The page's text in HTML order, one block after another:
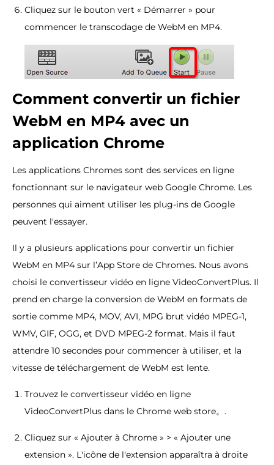
Cliquez sur le bouton vert « Démarrer » pour
commencer le transcodage de WebM en MP4.
Comment convertir un fichier
WebM en MP4 avec un
application Chrome
Les applications Chromes sont des services en ligne
fonctionnant sur le navigateur web Google Chrome. Les
personnes qui aiment utiliser les plug-ins de Google
peuvent l'essayer.
Il y a plusieurs applications pour convertir un fichier
WebM en MP4 sur l’App Store de Chromes. Nous avons
choisi le convertisseur vidéo en ligne VideoConvertPlus. Il
prend en charge la conversion de WebM en formats de
sortie comme MP4, MOV, AVI, MPG brut vidéo MPEG-1,
WMV, GIF, OGG, et DVD MPEG-2 format. Mais il faut
attendre 10 secondes pour commencer à utiliser, et la
vitesse de téléchargement de WebM est lente.
Trouvez le convertisseur vidéo en ligne
VideoConvertPlus dans le Chrome web store。.
Cliquez sur « Ajouter à Chrome » > « Ajouter une
extension ». L'icône de l'extension apparaîtra à droite